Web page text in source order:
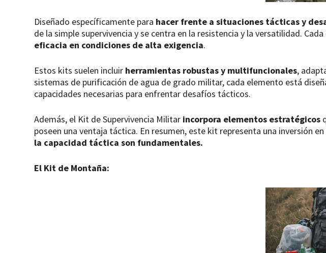
Diseñado específicamente para hacer frente a situaciones tácticas y
de la simple supervivencia y se centra en la resistencia y la versatilidad.
eficacia en condiciones de alta exigencia.
Estos kits suelen incluir herramientas robustas y multifuncionales,
sistemas de purificación de agua de grado militar, cada elemento está
capacidades necesarias para enfrentar desafíos tácticos.
Además, el Kit de Supervivencia Militar incorpora elementos estratégicos
poseen una ventaja táctica. En resumen, este kit representa una inversión
la capacidad táctica son fundamentales.
El Kit de Montaña: